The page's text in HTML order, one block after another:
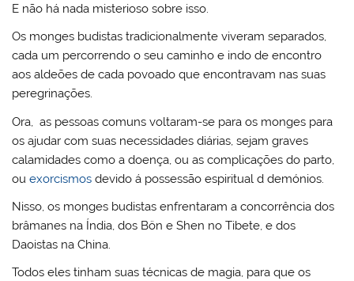
E não há nada misterioso sobre isso.
Os monges budistas tradicionalmente viveram separados,
cada um percorrendo o seu caminho e indo de encontro
aos aldeões de cada povoado que encontravam nas suas
peregrinações.
Ora, as pessoas comuns voltaram-se para os monges para
os ajudar com suas necessidades diárias, sejam graves
calamidades como a doença, ou as complicações do parto,
ouexorcismos devido á possessão espiritual d demónios.
Nisso, os monges budistas enfrentaram a concorrência dos
brâmanes na Índia, dos Bön e Shen no Tibete, e dos
Daoistas na China.
Todos eles tinham suas técnicas de magia, para que os